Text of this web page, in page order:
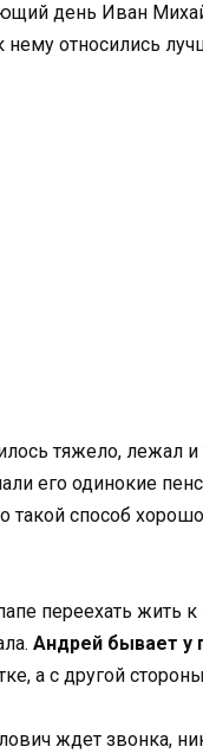
день Иван
относились
тяжело, лежал
его одинокие
способ
переехать жить к
Андрей бывает у
а с другой
ждет звонка,